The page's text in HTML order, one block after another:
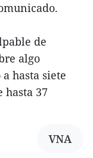
de
algo
hasta siete
hasta 37
VNA